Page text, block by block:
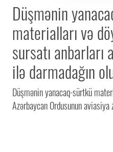
Düşmənin
materialları və
sursatı
ilə darmadağın
Düşmənin yanacaq-sürtkü
Azərbaycan Ordusunun